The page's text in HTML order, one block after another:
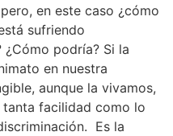
en este caso ¿cómo
sufriendo
podría? Si la
en nuestra
aunque la vivamos,
facilidad como lo
Es la